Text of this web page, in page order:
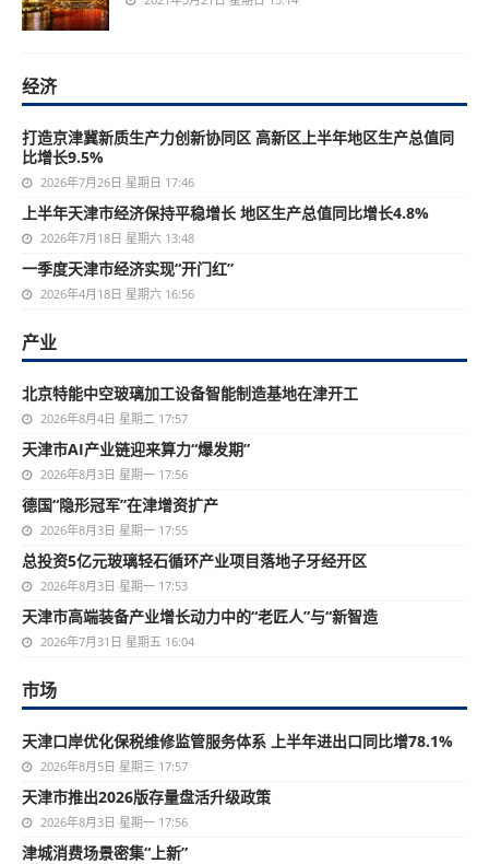
经济
打造京津冀新质生产力创新协同区 高新区上半年地区生产总值同
比增长9.5%
2026年7月26日 星期日 17:46
上半年天津市经济保持平稳增长 地区生产总值同比增长4.8%
2026年7月18日 星期六 13:48
一季度天津市经济实现“开门红”
2026年4月18日 星期六 16:56
产业
北京特能中空玻璃加工设备智能制造基地在津开工
2026年8月4日 星期二 17:57
天津市AI产业链迎来算力“爆发期”
2026年8月3日 星期一 17:56
德国“隐形冠军”在津增资扩产
2026年8月3日 星期一 17:55
总投资5亿元玻璃轻石循环产业项目落地子牙经开区
2026年8月3日 星期一 17:53
天津市高端装备产业增长动力中的“老匠人”与“新智造
2026年7月31日 星期五 16:04
市场
天津口岸优化保税维修监管服务体系 上半年进出口同比增78.1%
2026年8月5日 星期三 17:57
天津市推出2026版存量盘活升级政策
2026年8月3日 星期一 17:56
津城消费场景密集“上新”